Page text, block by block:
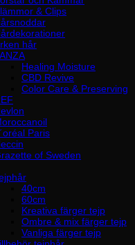
& Clips
hår
Healing Moisture
CBD Revive
Color Care & Preserving
Paris
of Sweden
40cm
60cm
Kreativa färger tejp
Ombre & mix färger tejp
Vanliga färger tejp